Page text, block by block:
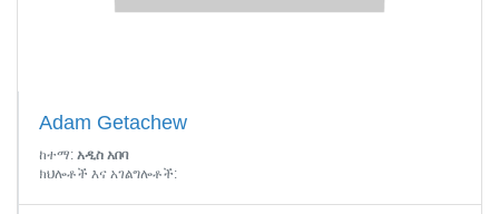
Adam Getachew
ከተማ: አዲስ አበባ
ክህሎቶች እና አገልግሎቶች: